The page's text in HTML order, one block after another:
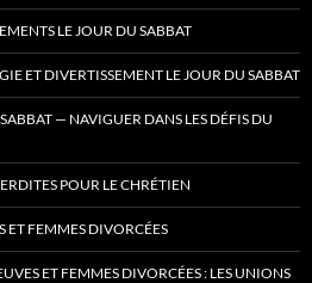
LE JOUR DU SABBAT
ET DIVERTISSEMENT LE JOUR DU SABBAT
— NAVIGUER DANS LES DÉFIS DU
POUR LE CHRÉTIEN
ET FEMMES DIVORCÉES
ET FEMMES DIVORCÉES : LES UNIONS